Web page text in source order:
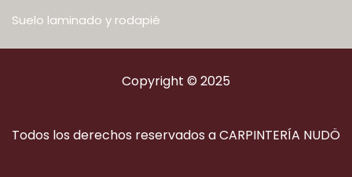
Suelo laminado y rodapié
Copyright © 2025
Todos los derechos reservados a CARPINTERÍA NUDÖ